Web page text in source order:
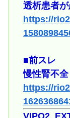
透析患者
https://
■前スレ
慢性腎不
https://